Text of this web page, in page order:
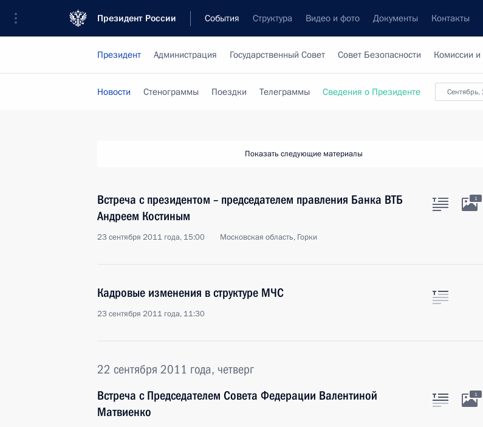
Президент России События Структура Видео и фото Документы Контакты
Президент Администрация Государственный Совет Совет Безопасности Комиссии и
Новости Стенограммы Поездки Телеграммы Сведения о Президенте
Показать следующие материалы
Встреча с президентом – председателем правления Банка ВТБ
Андреем Костиным
23 сентября 2011 года, 15:00 Московская область, Горки
1
Кадровые изменения в структуре МЧС
23 сентября 2011 года, 11:30
22 сентября 2011 года, четверг
Встреча с Председателем Совета Федерации Валентиной
Матвиенко
1